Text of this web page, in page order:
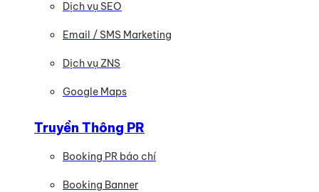
Dịch vụ SEO
Email / SMS Marketing
Dịch vụ ZNS
Google Maps
Truyền Thông PR
Booking PR báo chí
Booking Banner